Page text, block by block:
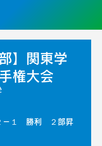
】関東学
権大会
－１ 勝利 ２部昇